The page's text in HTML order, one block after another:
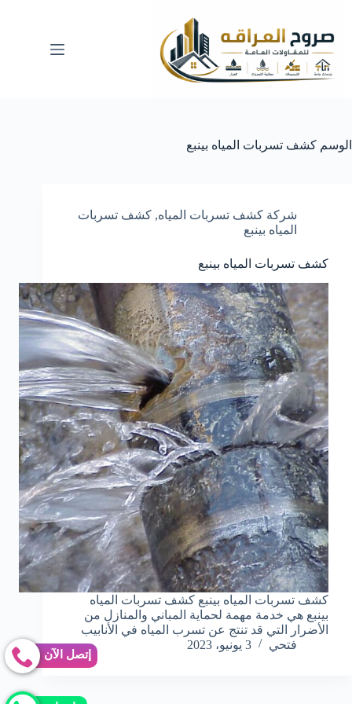
المحتوى
الوسم كشف تسربات المياه بينبع
شركة كشف تسربات المياه, كشف تسربات
المياه بينبع
كشف تسربات المياه بينبع
كشف تسربات المياه بينبع كشف تسربات المياه
بينبع هي خدمة مهمة لحماية المباني والمنازل من
الأضرار التي قد تنتج عن تسرب المياه في الأنابيب
فتحي
3 يونيو، 2023
إتصل الآن